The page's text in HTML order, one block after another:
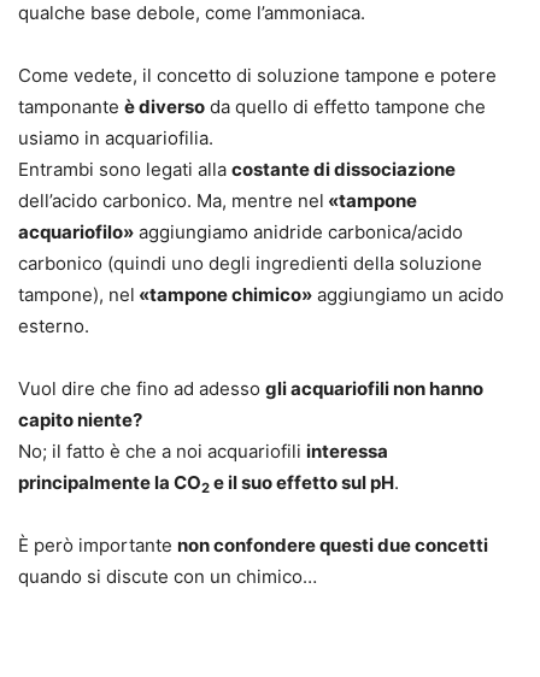
qualche base debole, come l’ammoniaca.
Come vedete, il concetto di soluzione tampone e potere
tamponante è diverso da quello di effetto tampone che
usiamo in acquariofilia.
Entrambi sono legati alla costante di dissociazione
dell’acido carbonico. Ma, mentre nel «tampone
acquariofilo» aggiungiamo anidride carbonica/acido
carbonico (quindi uno degli ingredienti della soluzione
tampone), nel «tampone chimico» aggiungiamo un acido
esterno.
Vuol dire che fino ad adesso gli acquariofili non hanno
capito niente?
No; il fatto è che a noi acquariofili interessa
principalmente la CO2 e il suo effetto sul pH.
È però importante non confondere questi due concetti
quando si discute con un chimico…